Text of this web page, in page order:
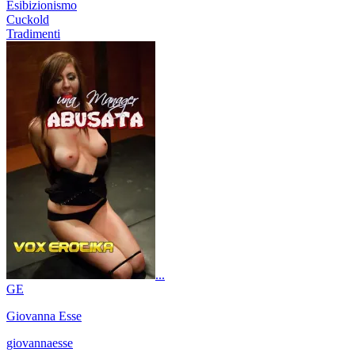
Esibizionismo
Cuckold
Tradimenti
...
GE
Giovanna Esse
giovannaesse